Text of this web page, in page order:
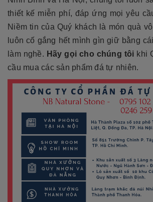
thiết kế miễn phí, đáp ứng mọi yêu
Niềm tin của Quý khách là món quà
luôn cố gắng hết mình gìn giữ bằng
làm nghề. Hãy gọi cho chúng tôi khi
cầu mua các sản phẩm đá tự nhiên.